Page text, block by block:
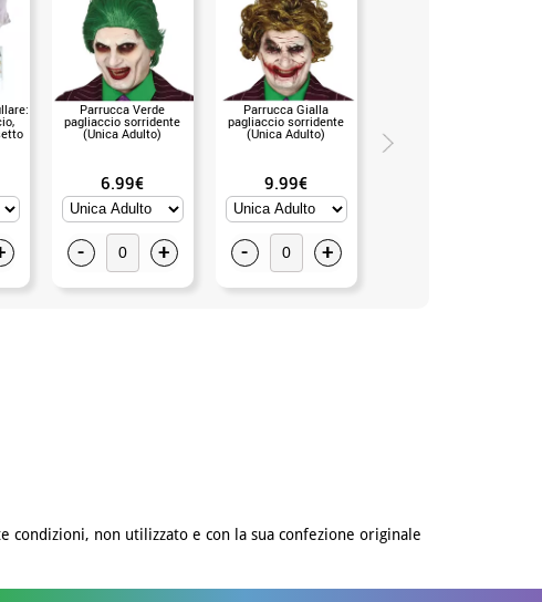
Parrucca Verde
pagliaccio sorridente
(Unica Adulto)
6.99€
- +
Parrucca Gialla
pagliaccio sorridente
(Unica Adulto)
9.99€
- +
non utilizzato e con la sua confezione originale